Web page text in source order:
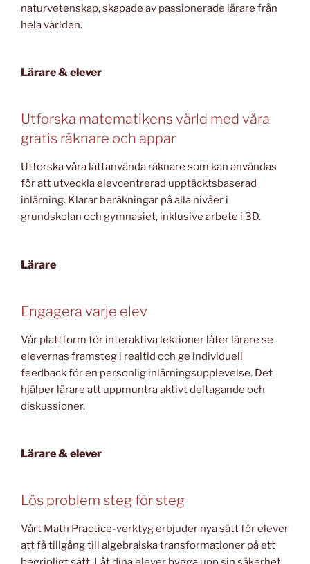
naturvetenskap, skapade av passionerade lärare från
hela världen.
Lärare & elever
Utforska matematikens värld med våra
gratis räknare och appar
Utforska våra lättanvända räknare som kan användas
för att utveckla elevcentrerad upptäcktsbaserad
inlärning. Klarar beräkningar på alla nivåer i
grundskolan och gymnasiet, inklusive arbete i 3D.
Lärare
Engagera varje elev
Vår plattform för interaktiva lektioner låter lärare se
elevernas framsteg i realtid och ge individuell
feedback för en personlig inlärningsupplevelse. Det
hjälper lärare att uppmuntra aktivt deltagande och
diskussioner.
Lärare & elever
Lös problem steg för steg
Vårt Math Practice-verktyg erbjuder nya sätt för elever
att få tillgång till algebraiska transformationer på ett